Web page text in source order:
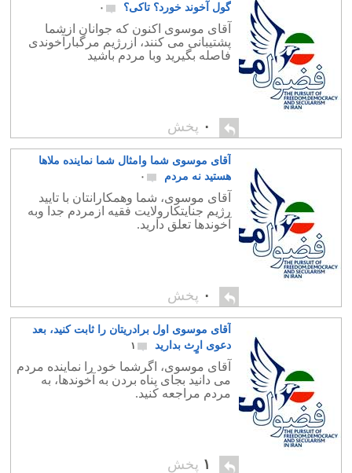
گول آخوند خورد؟ تاکی؟
۰
آقای موسوی اکنون که جوانان ازشما
پشتیبانی می کنند، ازرژیم مرگبارآخوندی
فاصله بگیرید وبا مردم باشید
۰ پخش
آقای موسوی شما وامثال شما نماینده ملاها
هستید نه مردم
۰
آقای موسوی، شما وهمکارانتان با تایید
رژیم جنایتکارولایت فقیه ازمردم جدا وبه
آخوندها تعلق دارید.
۰ پخش
آقای موسوی اول برادریتان را ثابت کنید، بعد
دعوی ارٍث بدارید
۱
آقای موسوی، اگرشما خود را نماینده مردم
می دانید بجای پناه بردن به آخوندها، به
مردم مراجعه کنید.
۱ پخش